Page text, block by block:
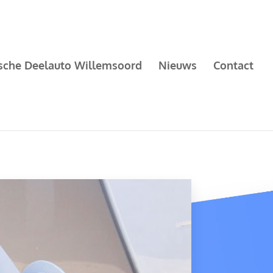
Deelauto Willemsoord Nieuws Contact